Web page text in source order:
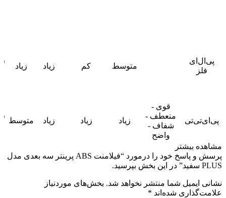
پی‌ال‌ای
فلز
متوسط کم زیاد زیاد
پی‌ای‌تی‌تی
قوی -
منعطف -
شفاف -
واضح
زیاد زیاد زیاد متوسط
مشاهده بیشتر
پرسش و پاسخ خود را درمورد “فیلامنت ABS پرینتر سه بعدی مدل
PLUS سفید” در این بخش بپرسید.
نشانی ایمیل شما منتشر نخواهد شد. بخش‌های موردنیاز
علامت‌گذاری شده‌اند *